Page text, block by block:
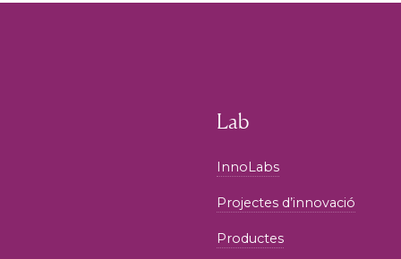
Lab
InnoLabs
Projectes d’innovació
Productes